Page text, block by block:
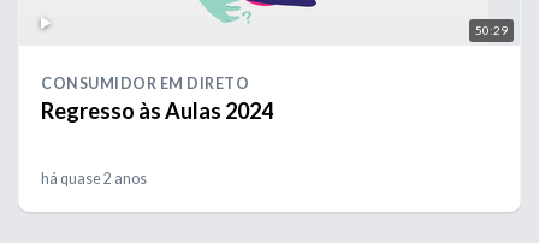
50:29
CONSUMIDOR EM DIRETO
Regresso às Aulas 2024
há quase 2 anos